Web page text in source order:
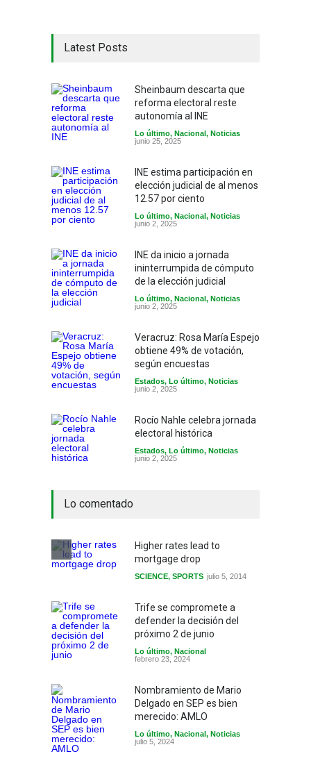
Latest Posts
Sheinbaum descarta que
reforma electoral reste
autonomía al INE
Lo último, Nacional, Noticias
junio 25, 2025
INE estima participación en
elección judicial de al menos
12.57 por ciento
Lo último, Nacional, Noticias
junio 2, 2025
INE da inicio a jornada
ininterrumpida de cómputo
de la elección judicial
Lo último, Nacional, Noticias
junio 2, 2025
Veracruz: Rosa María Espejo
obtiene 49% de votación,
según encuestas
Estados, Lo último, Noticias
junio 2, 2025
Rocío Nahle celebra jornada
electoral histórica
Estados, Lo último, Noticias
junio 2, 2025
Lo comentado
Higher rates lead to
mortgage drop
SCIENCE, SPORTS julio 5, 2014
Trife se compromete a
defender la decisión del
próximo 2 de junio
Lo último, Nacional
febrero 23, 2024
Nombramiento de Mario
Delgado en SEP es bien
merecido: AMLO
Lo último, Nacional, Noticias
julio 5, 2024